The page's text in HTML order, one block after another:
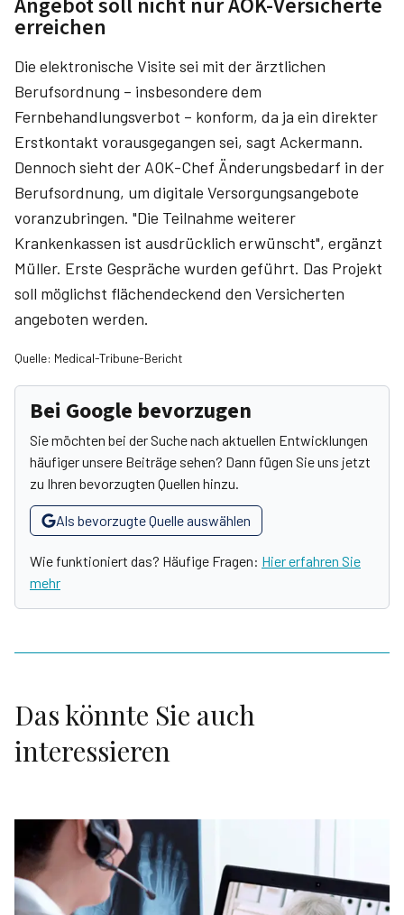
erreichen
Die elektronische Visite sei mit der ärztlichen
Berufsordnung – insbesondere dem
Fernbehandlungsverbot – konform, da ja ein direkter
Erstkontakt vorausgegangen sei, sagt Ackermann.
Dennoch sieht der AOK-Chef Änderungsbedarf in der
Berufsordnung, um digitale Versorgungsangebote
voranzubringen. "Die Teilnahme weiterer
Krankenkassen ist ausdrücklich erwünscht", ergänzt
Müller. Erste Gespräche wurden geführt. Das Projekt
soll möglichst flächendeckend den Versicherten
angeboten werden.
Quelle: Medical-Tribune-Bericht
Bei Google bevorzugen
Sie möchten bei der Suche nach aktuellen Entwicklungen
häufiger unsere Beiträge sehen? Dann fügen Sie uns jetzt
zu Ihren bevorzugten Quellen hinzu.
Als bevorzugte Quelle auswählen
Wie funktioniert das? Häufige Fragen: Hier erfahren Sie
mehr
Das könnte Sie auch
interessieren